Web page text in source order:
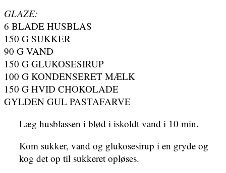
GLAZE:
6 BLADE HUSBLAS
150 G SUKKER
90 G VAND
150 G GLUKOSESIRUP
100 G KONDENSERET MÆLK
150 G HVID CHOKOLADE
GYLDEN GUL PASTAFARVE
Læg husblassen i blød i iskoldt vand i 10 min.
Kom sukker, vand og glukosesirup i en gryde og
kog det op til sukkeret opløses.